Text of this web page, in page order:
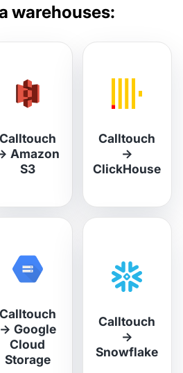
warehouses:
Calltouch
Amazon
S3
Calltouch
→
ClickHouse
Calltouch
→ Google
Cloud
Storage
Calltouch
→
Snowflake